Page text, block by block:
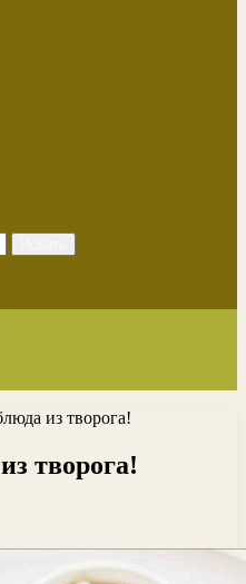
из творога!
творога!